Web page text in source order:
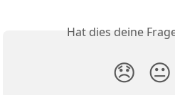
Hat dies deine
😞 😐